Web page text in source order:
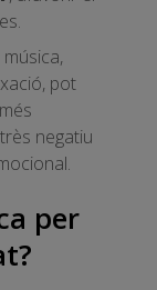
pot
negatiu
per